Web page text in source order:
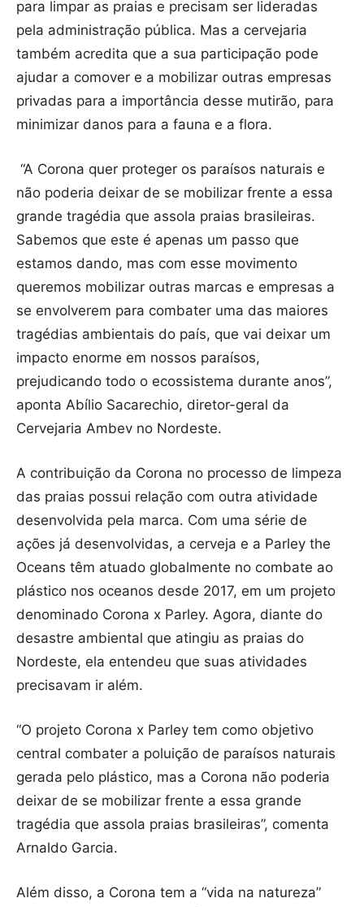
para limpar as praias e precisam ser lideradas
pela administração pública. Mas a cervejaria
também acredita que a sua participação pode
ajudar a comover e a mobilizar outras empresas
privadas para a importância desse mutirão, para
minimizar danos para a fauna e a flora.
“A Corona quer proteger os paraísos naturais e
não poderia deixar de se mobilizar frente a essa
grande tragédia que assola praias brasileiras.
Sabemos que este é apenas um passo que
estamos dando, mas com esse movimento
queremos mobilizar outras marcas e empresas a
se envolverem para combater uma das maiores
tragédias ambientais do país, que vai deixar um
impacto enorme em nossos paraísos,
prejudicando todo o ecossistema durante anos”,
aponta Abílio Sacarechio, diretor-geral da
Cervejaria Ambev no Nordeste.
A contribuição da Corona no processo de limpeza
das praias possui relação com outra atividade
desenvolvida pela marca. Com uma série de
ações já desenvolvidas, a cerveja e a Parley the
Oceans têm atuado globalmente no combate ao
plástico nos oceanos desde 2017, em um projeto
denominado Corona x Parley. Agora, diante do
desastre ambiental que atingiu as praias do
Nordeste, ela entendeu que suas atividades
precisavam ir além.
“O projeto Corona x Parley tem como objetivo
central combater a poluição de paraísos naturais
gerada pelo plástico, mas a Corona não poderia
deixar de se mobilizar frente a essa grande
tragédia que assola praias brasileiras”, comenta
Arnaldo Garcia.
Além disso, a Corona tem a “vida na natureza”